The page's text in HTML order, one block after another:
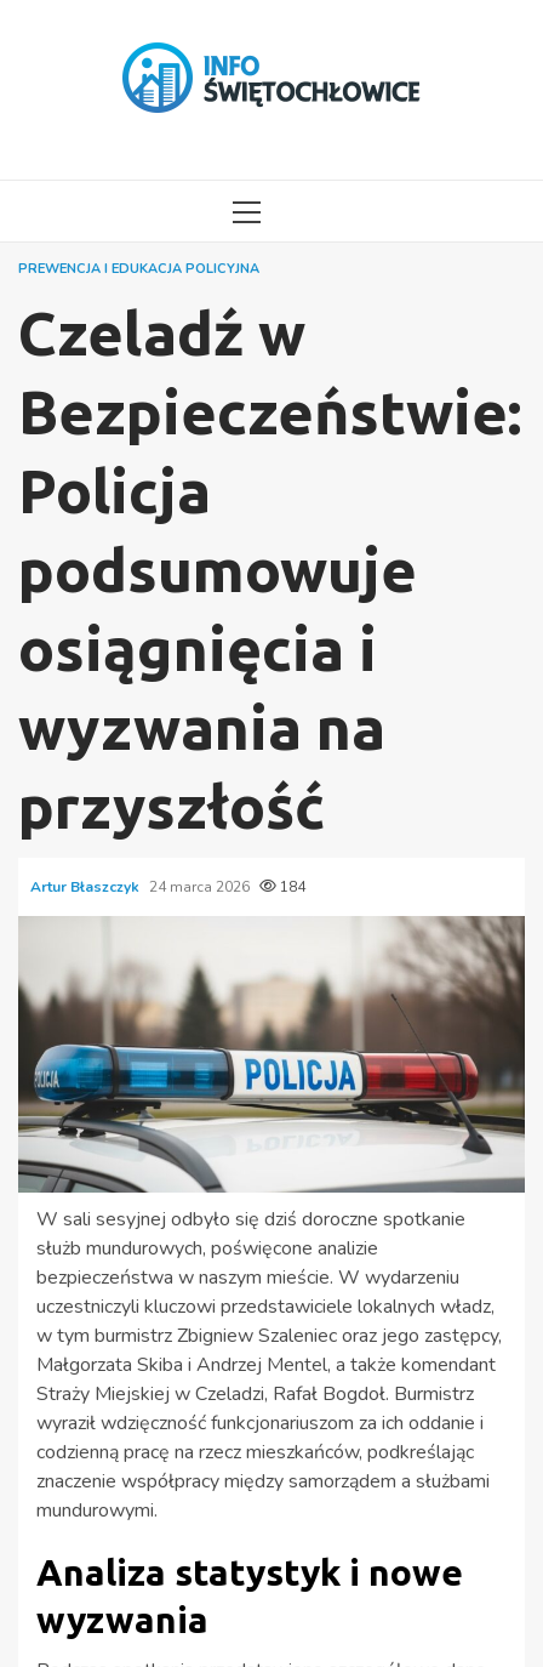
MENU
PREWENCJA I EDUKACJA POLICYJNA
Czeladź w
Bezpieczeństwie:
Policja
podsumowuje
osiągnięcia i
wyzwania na
przyszłość
Artur Błaszczyk 24 marca 2026 184
W sali sesyjnej odbyło się dziś doroczne spotkanie
służb mundurowych, poświęcone analizie
bezpieczeństwa w naszym mieście. W wydarzeniu
uczestniczyli kluczowi przedstawiciele lokalnych władz,
w tym burmistrz Zbigniew Szaleniec oraz jego zastępcy,
Małgorzata Skiba i Andrzej Mentel, a także komendant
Straży Miejskiej w Czeladzi, Rafał Bogdoł. Burmistrz
wyraził wdzięczność funkcjonariuszom za ich oddanie i
codzienną pracę na rzecz mieszkańców, podkreślając
znaczenie współpracy między samorządem a służbami
mundurowymi.
Analiza statystyk i nowe
wyzwania